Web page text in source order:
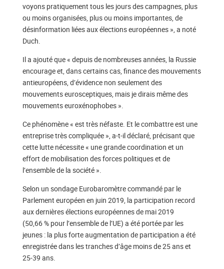
voyons pratiquement tous les jours des campagnes, plus
ou moins organisées, plus ou moins importantes, de
désinformation liées aux élections européennes », a noté
Duch.
Il a ajouté que « depuis de nombreuses années, la Russie
encourage et, dans certains cas, finance des mouvements
antieuropéens, d’évidence non seulement des
mouvements eurosceptiques, mais je dirais même des
mouvements euroxénophobes ».
Ce phénomène « est très néfaste. Et le combattre est une
entreprise très compliquée », a-t-il déclaré, précisant que
cette lutte nécessite « une grande coordination et un
effort de mobilisation des forces politiques et de
l’ensemble de la société ».
Selon un sondage Eurobaromètre commandé par le
Parlement européen en juin 2019, la participation record
aux dernières élections européennes de mai 2019
(50,66 % pour l’ensemble de l’UE) a été portée par les
jeunes : la plus forte augmentation de participation a été
enregistrée dans les tranches d’âge moins de 25 ans et
25-39 ans.